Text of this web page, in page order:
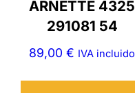
ARNETTE 4325
291081 54
89,00€ IVA incluido